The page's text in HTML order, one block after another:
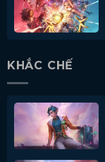
KHẮC CHẾ